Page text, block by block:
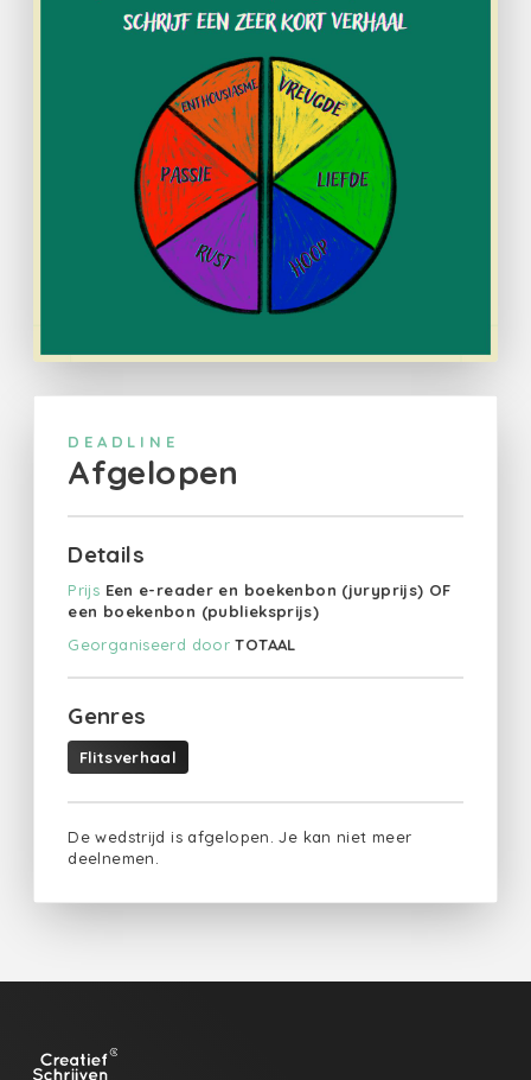
DEADLINE
Afgelopen
Details
Prijs Een e-reader en boekenbon (juryprijs) OF
een boekenbon (publieksprijs)
Georganiseerd door TOTAAL
Genres
Flitsverhaal
De wedstrijd is afgelopen. Je kan niet meer
deelnemen.